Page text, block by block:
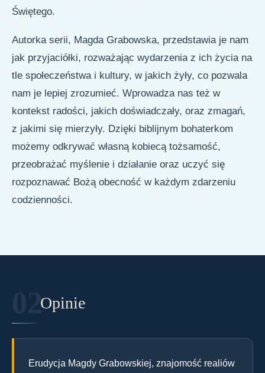
Świętego.
Autorka serii, Magda Grabowska, przedstawia je nam
jak przyjaciółki, rozważając wydarzenia z ich życia na
tle społeczeństwa i kultury, w jakich żyły, co pozwala
nam je lepiej zrozumieć. Wprowadza nas też w
kontekst radości, jakich doświadczały, oraz zmagań,
z jakimi się mierzyły. Dzięki biblijnym bohaterkom
możemy odkrywać własną kobiecą tożsamość,
przeobrażać myślenie i działanie oraz uczyć się
rozpoznawać Bożą obecność w każdym zdarzeniu
codzienności.
Opinie
Erudycja Magdy Grabowskiej, znajomość realiów